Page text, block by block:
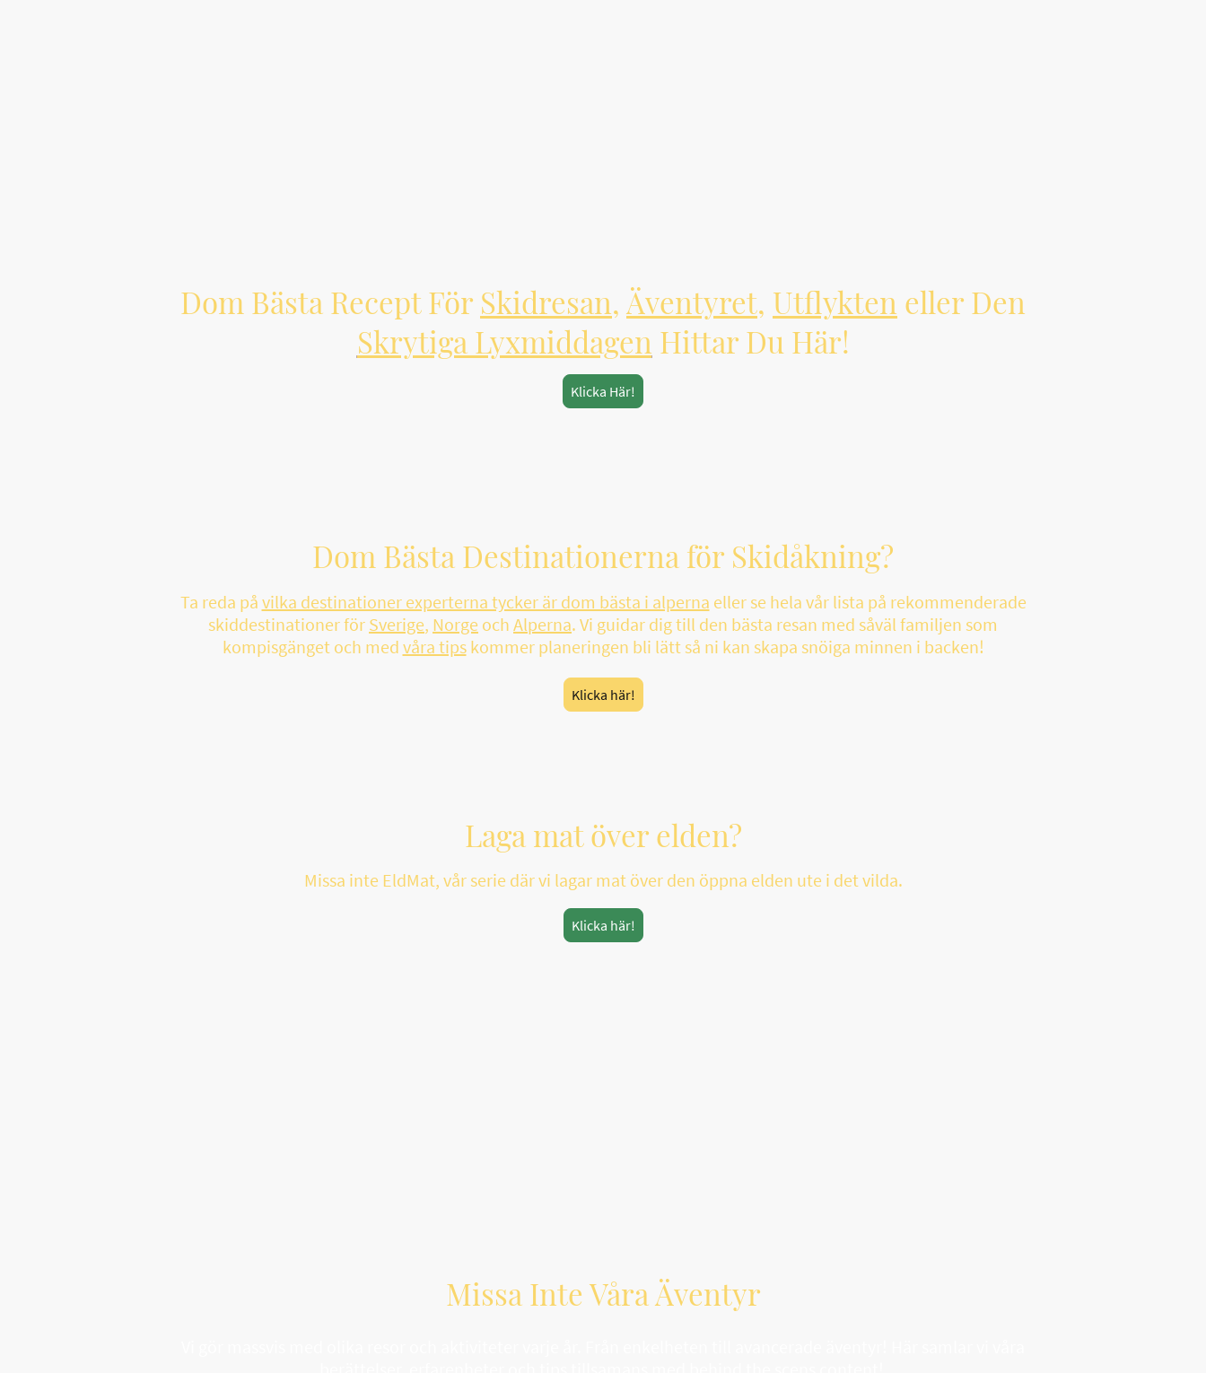
Dom Bästa Recept För Skidresan, Äventyret, Utflykten eller Den
Skrytiga Lyxmiddagen Hittar Du Här!
Klicka Här!
Dom Bästa Destinationerna för Skidåkning?
Klicka här!
Ta reda på vilka destinationer experterna tycker är dom bästa i alperna eller se hela vår lista på rekommenderade
skiddestinationer för Sverige, Norge och Alperna. Vi guidar dig till den bästa resan med såväl familjen som
kompisgänget och med våra tipskommer planeringen bli lätt så ni kan skapa snöiga minnen i backen!
Laga mat över elden?
Klicka här!
Missa inte EldMat, vår serie där vi lagar mat över den öppna elden ute i det vilda.
Missa Inte Våra Äventyr